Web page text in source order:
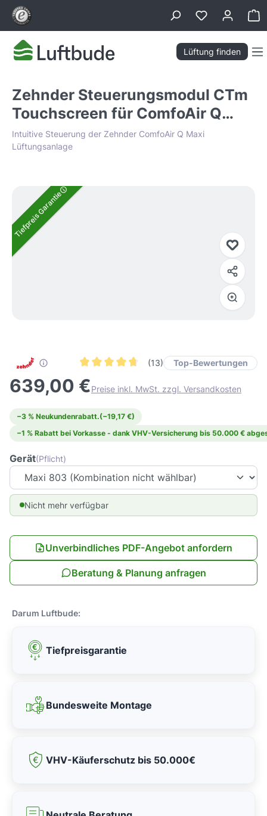
springen
Lüftung finden
Zehnder Steuerungsmodul CTm
Touchscreen für ComfoAir Q
Maxi
Intuitive Steuerung der Zehnder ComfoAir Q Maxi
Lüftungsanlage
Bildergalerie überspringen
Tiefpreis Garantie
(13) Top-Bewertungen
639,00 €Preise inkl. MwSt. zzgl. Versandkosten
−3 % Neukundenrabatt.(−19,17 €)
−1 % Rabatt bei Vorkasse - dank VHV-Versicherung bis 50.000 €
Gerät(Pflicht)
Nicht mehr verfügbar
Unverbindliches PDF-Angebot anfordern
Beratung & Planung anfragen
Darum Luftbude:
Tiefpreisgarantie
Bundesweite Montage
VHV-Käuferschutz bis 50.000€